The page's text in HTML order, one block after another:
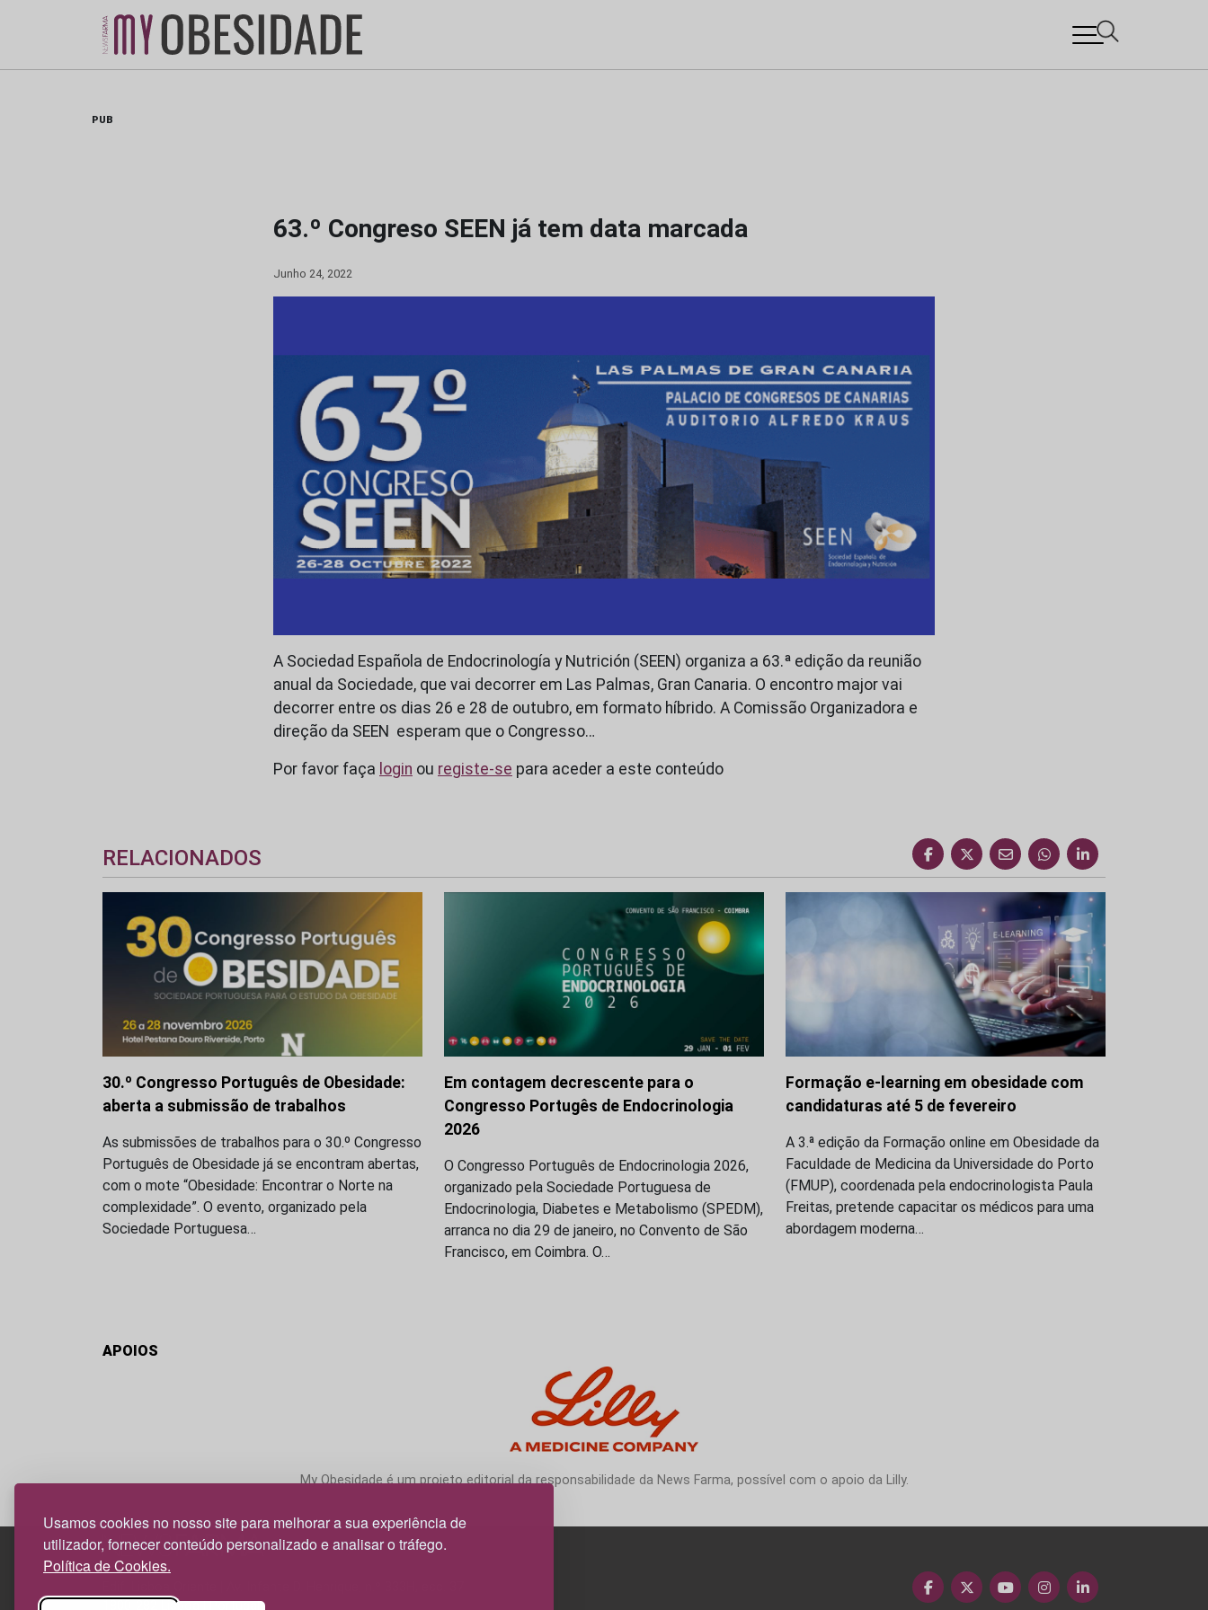
Usamos cookies no nosso site para melhorar a sua experiência de
utilizador, fornecer conteúdo personalizado e analisar o tráfego.
Política de Cookies.
PUB
63.º Congreso SEEN já tem data marcada
Junho 24, 2022
A Sociedad Española de Endocrinología y Nutrición (SEEN) organiza a 63.ª edição da reunião
anual da Sociedade, que vai decorrer em Las Palmas, Gran Canaria. O encontro major vai
decorrer entre os dias 26 e 28 de outubro, em formato híbrido. A Comissão Organizadora e
direção da SEEN esperam que o Congresso…
Por favor faça login ou registe-se para aceder a este conteúdo
RELACIONADOS
30.º Congresso Português de Obesidade:
aberta a submissão de trabalhos
As submissões de trabalhos para o 30.º Congresso
Português de Obesidade já se encontram abertas,
com o mote “Obesidade: Encontrar o Norte na
complexidade”. O evento, organizado pela
Sociedade Portuguesa…
Em contagem decrescente para o
Congresso Portugês de Endocrinologia
2026
O Congresso Português de Endocrinologia 2026,
organizado pela Sociedade Portuguesa de
Endocrinologia, Diabetes e Metabolismo (SPEDM),
arranca no dia 29 de janeiro, no Convento de São
Francisco, em Coimbra. O…
Formação e-learning em obesidade com
candidaturas até 5 de fevereiro
A 3.ª edição da Formação online em Obesidade da
Faculdade de Medicina da Universidade do Porto
(FMUP), coordenada pela endocrinologista Paula
Freitas, pretende capacitar os médicos para uma
abordagem moderna…
APOIOS
My Obesidade é um projeto editorial da responsabilidade da News Farma, possível com o apoio da Lilly.
1800-282 Lisboa | Portugal